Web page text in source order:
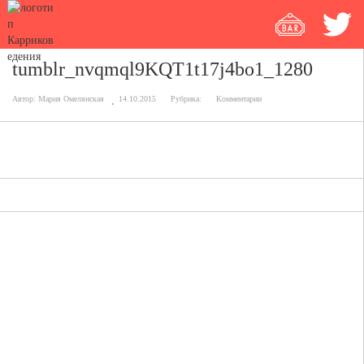
tumblr_nvqmql9KQT1t17j4bo1_1280
Автор: Мария Омелянская 14.10.2015 Рубрика: Комментарии